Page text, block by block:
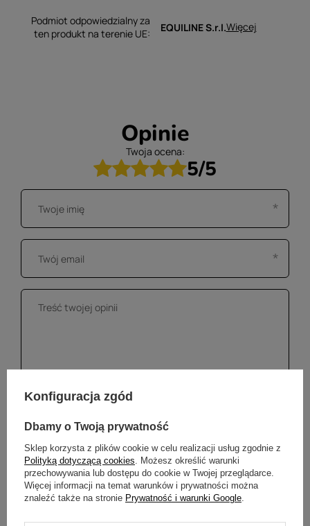
Podmiot odpowiedzialny za
ten produkt na terenie UE
EQUILINE S.r.l.Więcej
Opinie
Twoja ocena:
5/5
Dodaj własne zdjęcie produktu:
Wybierz plik
Nie wybrano pliku
Konfiguracja zgód
Dbamy o Twoją prywatność
Sklep korzysta z plików cookie w celu realizacji usług zgodnie z
Polityką dotyczącą cookies. Możesz określić warunki
przechowywania lub dostępu do cookie w Twojej przeglądarce.
Więcej informacji na temat warunków i prywatności można
znaleźć także na stronie Prywatność i warunki Google.